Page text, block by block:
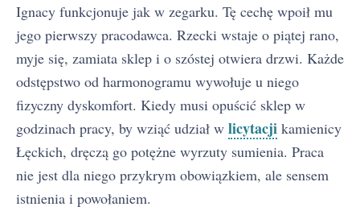
Ignacy funkcjonuje jak w zegarku. Tę cechę wpoił mu
jego pierwszy pracodawca. Rzecki wstaje o piątej rano,
myje się, zamiata sklep i o szóstej otwiera drzwi. Każde
odstępstwo od harmonogramu wywołuje u niego
fizyczny dyskomfort. Kiedy musi opuścić sklep w
godzinach pracy, by wziąć udział w licytacji kamienicy
Łęckich, dręczą go potężne wyrzuty sumienia. Praca
nie jest dla niego przykrym obowiązkiem, ale sensem
istnienia i powołaniem.